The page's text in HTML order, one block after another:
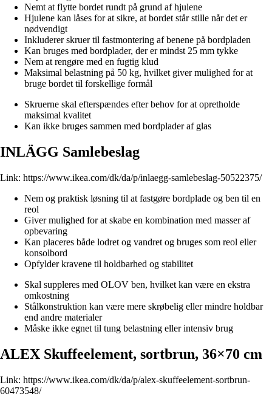
Nemt at flytte bordet rundt på grund af hjulene
Hjulene kan låses for at sikre, at bordet står stille når det er
nødvendigt
Inkluderer skruer til fastmontering af benene på bordpladen
Kan bruges med bordplader, der er mindst 25 mm tykke
Nem at rengøre med en fugtig klud
Maksimal belastning på 50 kg, hvilket giver mulighed for at
bruge bordet til forskellige formål
Skruerne skal efterspændes efter behov for at opretholde
maksimal kvalitet
Kan ikke bruges sammen med bordplader af glas
INLÄGG Samlebeslag
Link: https://www.ikea.com/dk/da/p/inlaegg-samlebeslag-50522375/
Nem og praktisk løsning til at fastgøre bordplade og ben til en
reol
Giver mulighed for at skabe en kombination med masser af
opbevaring
Kan placeres både lodret og vandret og bruges som reol eller
konsolbord
Opfylder kravene til holdbarhed og stabilitet
Skal suppleres med OLOV ben, hvilket kan være en ekstra
omkostning
Stålkonstruktion kan være mere skrøbelig eller mindre holdbar
end andre materialer
Måske ikke egnet til tung belastning eller intensiv brug
ALEX Skuffeelement, sortbrun, 36×70 cm
Link: https://www.ikea.com/dk/da/p/alex-skuffeelement-sortbrun-
60473548/